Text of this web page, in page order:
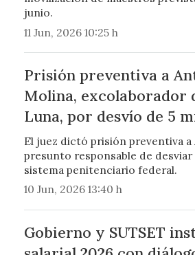
junio.
11 Jun, 2026 10:25 h
Prisión preventiva a
Molina, excolaborador
Luna, por desvío de 5
El juez dictó prisión preventiva
presunto responsable de desviar
sistema penitenciario federal.
10 Jun, 2026 13:40 h
Gobierno y SUTSET